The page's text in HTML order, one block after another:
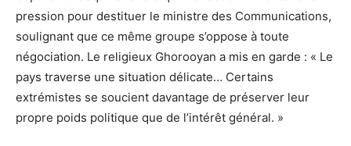
pression pour destituer le ministre des Communications,
soulignant que ce même groupe s’oppose à toute
négociation. Le religieux Ghorooyan a mis en garde : « Le
pays traverse une situation délicate… Certains
extrémistes se soucient davantage de préserver leur
propre poids politique que de l’intérêt général. »